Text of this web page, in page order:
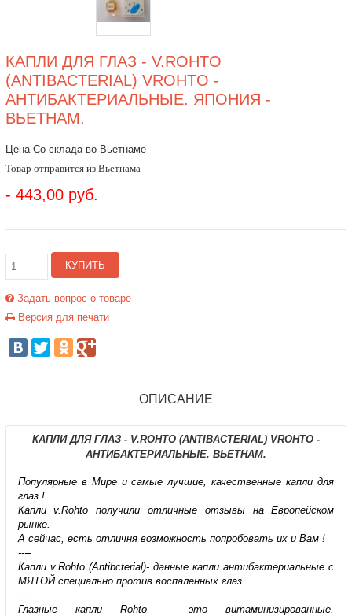
КАПЛИ ДЛЯ ГЛАЗ - V.ROHTO
(ANTIBACTERIAL) VROHTO -
АНТИБАКТЕРИАЛЬНЫЕ. ЯПОНИЯ -
ВЬЕТНАМ.
Цена Со склада во Вьетнаме
Товар отправится из Вьетнама
- 443,00 руб.
КУПИТЬ
Задать вопрос о товаре
Версия для печати
ОПИСАНИЕ
КАПЛИ ДЛЯ ГЛАЗ - V.ROHTO (ANTIBACTERIAL) VROHTO -
АНТИБАКТЕРИАЛЬНЫЕ. ВЬЕТНАМ.
Популярные в Мире и самые лучшие, качественные капли для
глаз !
Капли v.Rohto получили отличные отзывы на Европейском
рынке.
А сейчас, есть отличня возможность попробовать их и Вам !
----
Капли v.Rohto (Antibcterial)- данные капли антибактериальные с
МЯТОЙ специально против воспаленных глаз.
----
Глазные капли Rohto – это витаминизированные,